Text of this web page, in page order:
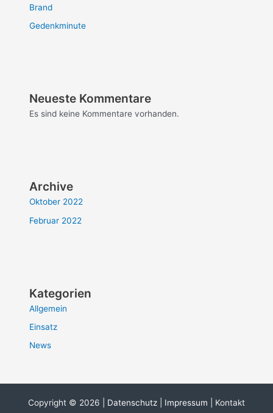
Brand
Gedenkminute
Neueste Kommentare
Es sind keine Kommentare vorhanden.
Archive
Oktober 2022
Februar 2022
Kategorien
Allgemein
Einsatz
News
Copyright © 2026 | Datenschutz Impressum | Kontakt